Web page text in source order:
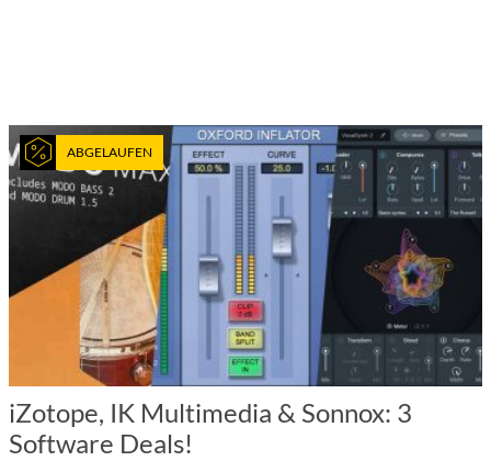
ABGELAUFEN
iZotope, IK Multimedia & Sonnox: 3
Software Deals!